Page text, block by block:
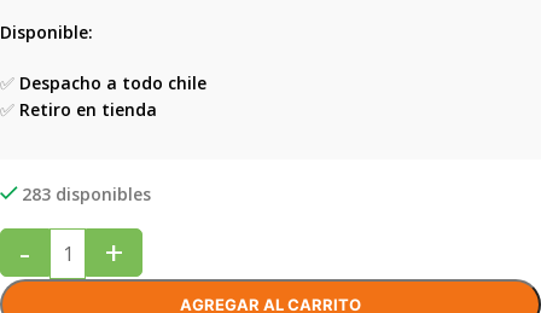
Disponible:
✅ Despacho a todo chile
✅ Retiro en tienda
283 disponibles
- +
AGREGAR AL CARRITO